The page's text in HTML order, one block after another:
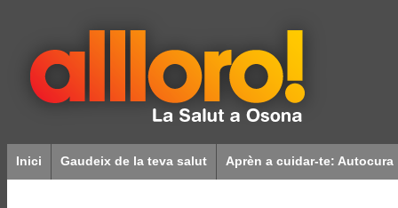
Inici Gaudeix de la teva salut Aprèn a cuidar-te: Autocura